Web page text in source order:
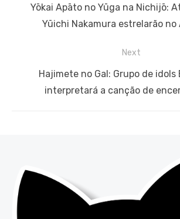
Previous
Yōkai Apāto no Yūga na Nichijō:
Yūichi Nakamura estrelarão no
Next
Hajimete no Gal: Grupo de idols
interpretará a canção de